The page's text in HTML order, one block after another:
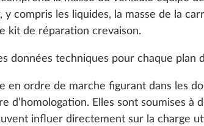
compris les liquides, la masse de la
kit de réparation crevaison.
données techniques pour chaque plan
en ordre de marche figurant dans les
d’homologation. Elles sont soumises à
influer directement sur la charge